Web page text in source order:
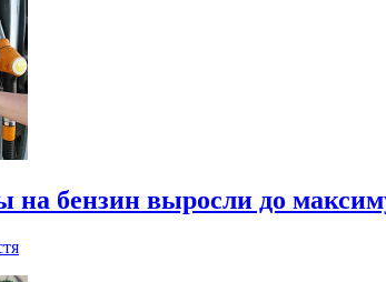
бензин выросли до